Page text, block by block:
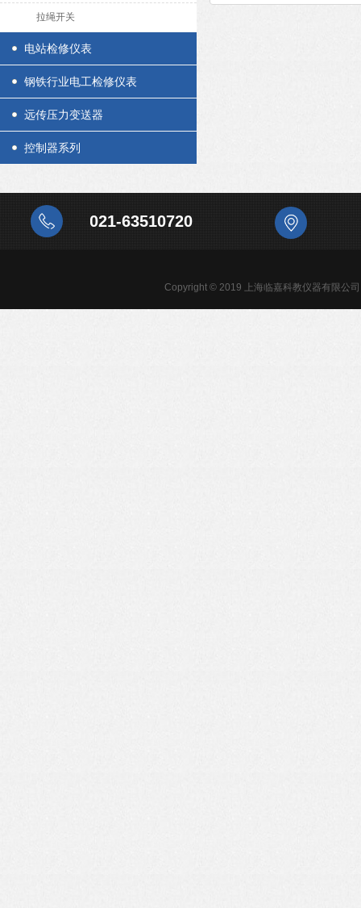
拉绳开关
电站检修仪表
钢铁行业电工检修仪表
远传压力变送器
控制器系列
021-63510720
Copyright © 2019 上海临嘉科教仪器有限公